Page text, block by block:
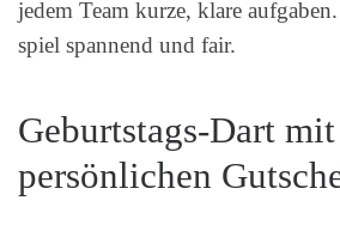
jedem Team kurze, klare
spiel spannend und fair.
Geburtstags-Dart mit
persönlichen